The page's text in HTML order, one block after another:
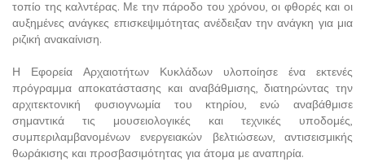
τοπίο της καλντέρας. Με την πάροδο του χρόνου, οι φθορές και οι
αυξημένες ανάγκες επισκεψιμότητας ανέδειξαν την ανάγκη για μια
ριζική ανακαίνιση.
Η Εφορεία Αρχαιοτήτων Κυκλάδων υλοποίησε ένα εκτενές
πρόγραμμα αποκατάστασης και αναβάθμισης, διατηρώντας την
αρχιτεκτονική φυσιογνωμία του κτηρίου, ενώ αναβάθμισε
σημαντικά τις μουσειολογικές και τεχνικές υποδομές,
συμπεριλαμβανομένων ενεργειακών βελτιώσεων, αντισεισμικής
θωράκισης και προσβασιμότητας για άτομα με αναπηρία.